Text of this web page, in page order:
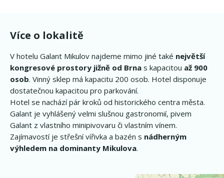
Více o lokalitě
V hotelu Galant Mikulov najdeme mimo jiné také největší
kongresové prostory jižně od Brna s kapacitou až 900
osob. Vinný sklep má kapacitu 200 osob. Hotel disponuje
dostatečnou kapacitou pro parkování.
Hotel se nachází pár kroků od historického centra města.
Galant je vyhlášený velmi slušnou gastronomií, pivem
Galant z vlastního minipivovaru či vlastním vínem.
Zajímavostí je střešní vířivka a bazén s nádherným
výhledem na dominanty Mikulova.